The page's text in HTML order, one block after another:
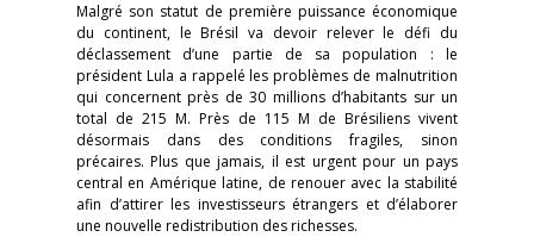
Malgré son statut de première puissance économique
du continent, le Brésil va devoir relever le défi du
déclassement d’une partie de sa population : le
président Lula a rappelé les problèmes de malnutrition
qui concernent près de 30 millions d’habitants sur un
total de 215 M. Près de 115 M de Brésiliens vivent
désormais dans des conditions fragiles, sinon
précaires. Plus que jamais, il est urgent pour un pays
central en Amérique latine, de renouer avec la stabilité
afin d’attirer les investisseurs étrangers et d’élaborer
une nouvelle redistribution des richesses.